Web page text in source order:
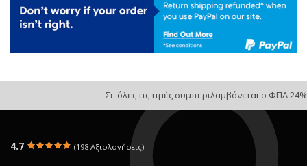
Σε όλες τις τιμές συμπεριλαμβάνεται ο ΦΠΑ 24%
4.7 (198 Αξιολογήσεις)